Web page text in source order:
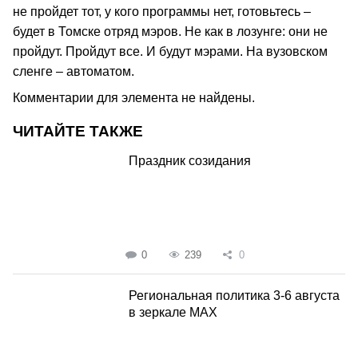
не пройдет тот, у кого программы нет, готовьтесь –
будет в Томске отряд мэров. Не как в лозунге: они не
пройдут. Пройдут все. И будут мэрами. На вузовском
сленге – автоматом.
Комментарии для элемента не найдены.
ЧИТАЙТЕ ТАКЖЕ
Праздник созидания
0 239 0
Региональная политика 3-6 августа
в зеркале MAX